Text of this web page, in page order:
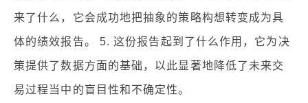
来了什么，它会成功地把抽象的策略构想转变成为具
体的绩效报告。 5. 这份报告起到了什么作用，它为决
策提供了数据方面的基础，以此显著地降低了未来交
易过程当中的盲目性和不确定性。